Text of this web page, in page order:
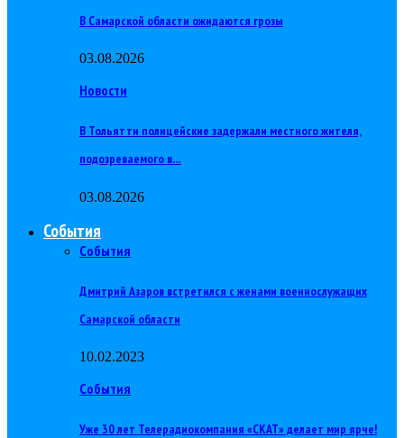
В Самарской области ожидаются грозы
03.08.2026
Новости
В Тольятти полицейские задержали местного жителя,
подозреваемого в…
03.08.2026
События
События
Дмитрий Азаров встретился с женами военнослужащих
Самарской области
10.02.2023
События
Уже 30 лет Телерадиокомпания «СКАТ» делает мир ярче!